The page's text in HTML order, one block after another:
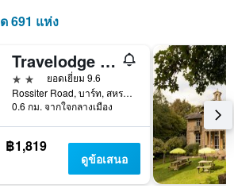
691 แห่ง
Travelodge Bath Waterside
2 ดาว
ยอดเยี่ยม 9.6
Rossiter Road, บาร์ท, สหราชอาณาจักร
0.6 กม. จากใจกลางเมือง
฿1,819
ดูข้อเสนอ